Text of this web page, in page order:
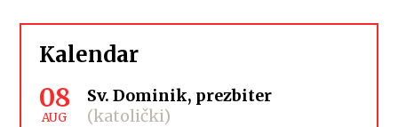
Kalendar
08
AUG
Sv. Dominik, prezbiter
(katolički)